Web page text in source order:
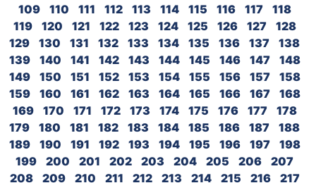
109
110 111 112 113 114 115 116 117
118
119
120 121 122 123 124 125 126 127
128
129
130 131 132 133 134 135 136 137
138
139
140 141 142 143 144 145 146 147
148
149
150 151 152 153 154 155 156 157
158
159
160 161 162 163 164 165 166 167
168
169
170 171 172 173 174 175 176 177
178
179
180 181 182 183 184 185 186 187
188
189
190 191 192 193 194 195 196 197
198
199
200 201 202 203 204 205 206
207
208
209 210 211 212 213 214 215 216
217